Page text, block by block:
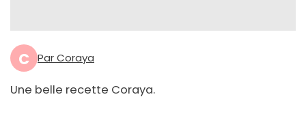
C Par Coraya
Une belle recette Coraya.